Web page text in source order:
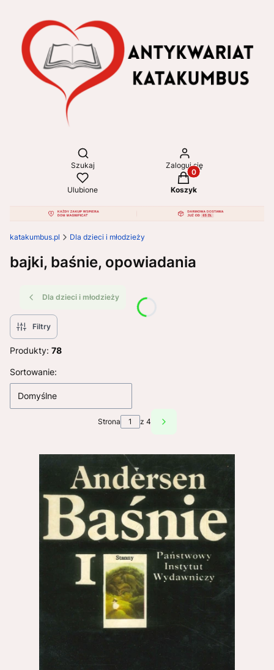
Otwórz wyszukiwarkę
Szukaj Zaloguj się
Ulubione
Produkty w koszyku:
Koszyk
katakumbus.pl Dla dzieci i młodzieży
bajki, baśnie, opowiadania
Dla dzieci i młodzieży
Filtry
Produkty: 78
Lista produktów
Sortowanie:
Domyślne
Strona z 4 Następne produkty